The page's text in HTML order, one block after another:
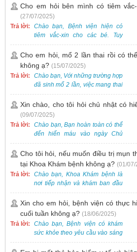
tuổi. Bạn có thể đưa bé đến
Khoa Khám bệnh của bệnh viện
để được bác sĩ chuyên khoa
thăm khám. Ngoài ra, để thuận
tiện hơn, bạn có thể đặt lịch
0988 270 115. Nếu cần hỗ trợ
thêm, vui lòng liên hệ qua Zalo
hoặc Fanpage Bệnh viện Việt
Nam - Thụy Điển Uông Bí.
Cho em hỏi bên mình có tiêm
(27/07/2025)
Trả lời:
Chào bạn, Bệnh viện hiện có
tiêm vắc-xin cho các bé. Tuy
nhiên, các loại vắc-xin thường về
theo từng đợt, không phải lúc
nào cũng có sẵn.
Cho em hỏi, mổ 2 lần thai rồi có
không ạ? (15/07/2025)
Trả lời:
Chào bạn, Với những trường hợp
đã sinh mổ 2 lần, việc mang thai
lần 3 vẫn có thể thực hiện được.
Tại Bệnh viện, chúng tôi đã tiếp
nhận và hỗ trợ nhiều thai phụ có
nhu cầu tương tự.
Xin chào, cho tôi hỏi chủ nhật có
(09/07/2025)
Trả lời:
Chào bạn, Bạn hoàn toàn có thể
đến hiến máu vào ngày Chủ
Nhật.
Cho tôi hỏi, nếu muốn điều trị mụn
tại Khoa Khám bệnh không ạ? (01/
Trả lời:
Chào bạn, Khoa Khám bệnh là
nơi tiếp nhận và khám ban đầu
cho tất cả các trường hợp, bao
gồm cả điều trị mụn. Vì vậy, bạn
cần đăng ký khám tại Khoa
Khám bệnh trước.
Xin cho em hỏi, bệnh viện có thực
cuối tuần không ạ? (18/06/2025)
Trả lời:
Chào bạn, Bệnh viện có khám
sức khỏe theo yêu cầu vào sáng
thứ Bảy. Nếu bạn có nhu cầu, vui